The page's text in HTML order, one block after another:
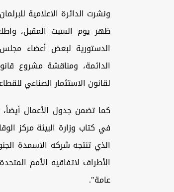
ونشرت الدائرة الاعلامية
ظهر يوم السبت المقبل،
الدستورية لبعض أعضاء مجلس
الدائمة، ومناقشة مشروع
لقانون الاستثمار الصناعي
كما تضمن جدول الأعمال
في كتاب وزارة البيئة مركز
الذي تنتجه شركه الاسمدة
الأطراف لاتفاقيه الأمم
عامة".